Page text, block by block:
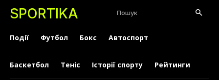
SPORTIKA Пошук
Події Футбол Бокс Автоспорт
Баскетбол Теніс Історії спорту Рейтинги